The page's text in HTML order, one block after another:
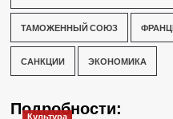
ТАМОЖЕННЫЙ СОЮЗ
САНКЦИИ ЭКОНОМИКА
Подробности:
Культура